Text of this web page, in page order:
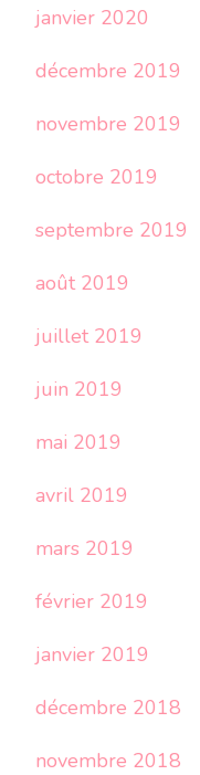
janvier 2020
décembre 2019
novembre 2019
octobre 2019
septembre 2019
août 2019
juillet 2019
juin 2019
mai 2019
avril 2019
mars 2019
février 2019
janvier 2019
décembre 2018
novembre 2018